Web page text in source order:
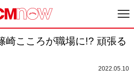
崎こころが職場に!? 頑張る
2022.05.10